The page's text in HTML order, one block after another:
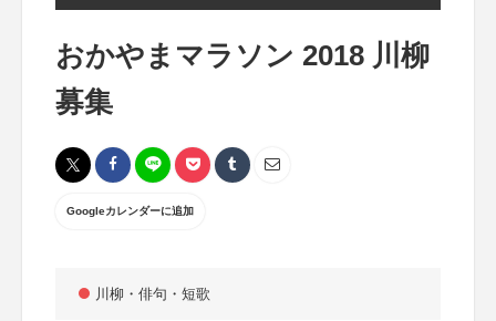
おかやまマラソン 2018 川柳
募集
Googleカレンダーに追加
川柳・俳句・短歌